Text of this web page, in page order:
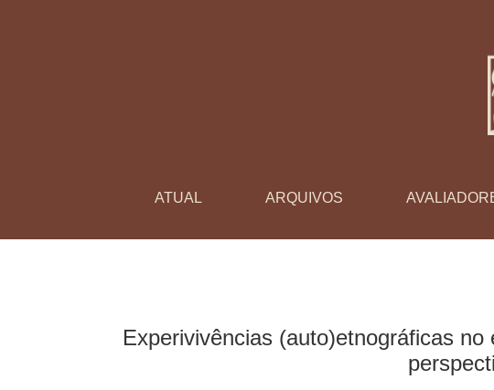
ATUAL ARQUIVOS
Experivivências (auto)etnográficas